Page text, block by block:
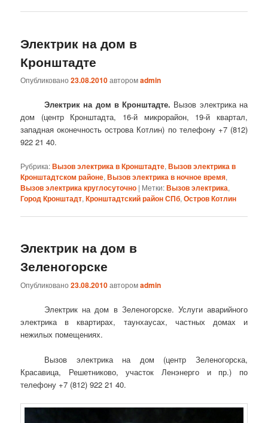
Электрик на дом в
Кронштадте
Опубликовано23.08.2010авторомadmin
Электрик на дом в Кронштадте. Вызов электрика на
дом (центр Кронштадта, 16-й микрорайон, 19-й квартал,
западная оконечность острова Котлин) по телефону +7 (812)
922 21 40.
Рубрика:Вызов электрика в Кронштадте,Вызов электрика в
Кронштадтском районе,Вызов электрика в ночное время,
Вызов электрика круглосуточно | Метки:Вызов электрика,
Город Кронштадт,Кронштадтский район СПб,Остров Котлин
Электрик на дом в
Зеленогорске
Опубликовано23.08.2010авторомadmin
Электрик на дом в Зеленогорске. Услуги аварийного
электрика в квартирах, таунхаусах, частных домах и
нежилых помещениях.
Вызов электрика на дом (центр Зеленогорска,
Красавица, Решетниково, участок Ленэнерго и пр.) по
телефону +7 (812) 922 21 40.